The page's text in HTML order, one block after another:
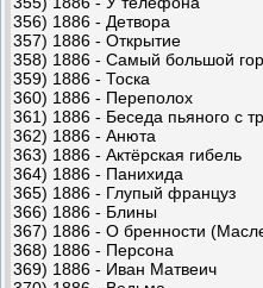
356) 1886 - Детвора
357) 1886 - Открытие
358) 1886 - Самый большой
359) 1886 - Тоска
360) 1886 - Переполох
361) 1886 - Беседа пьяного с
362) 1886 - Анюта
363) 1886 - Актёрская гибель
364) 1886 - Панихида
365) 1886 - Глупый француз
366) 1886 - Блины
367) 1886 - О бренности
368) 1886 - Персона
369) 1886 - Иван Матвеич